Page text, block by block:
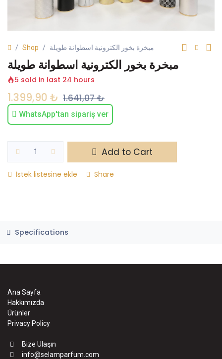
Shop مبخرة بخور الكترونية اسطوانة طويلة
مبخرة بخور الكترونية اسطوانة طويلة
5 sold in last 24 hours
1.399,90 ₺ 1.641,07₺
WhatsApp'tan sipariş ver
Add to Cart
İstek listesine ekle Share
Specifications
Ana Sayfa
Hakkımızda
Ürünler
Privacy Policy
Bize Ulaşın
info@selamparfum.com